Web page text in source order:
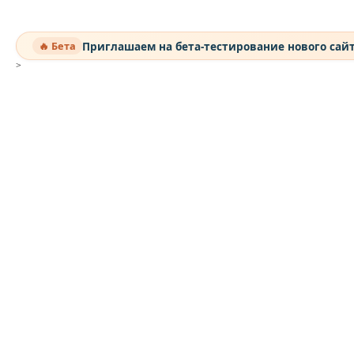
🔥 Бета Приглашаем на бета-тестирование нового
>